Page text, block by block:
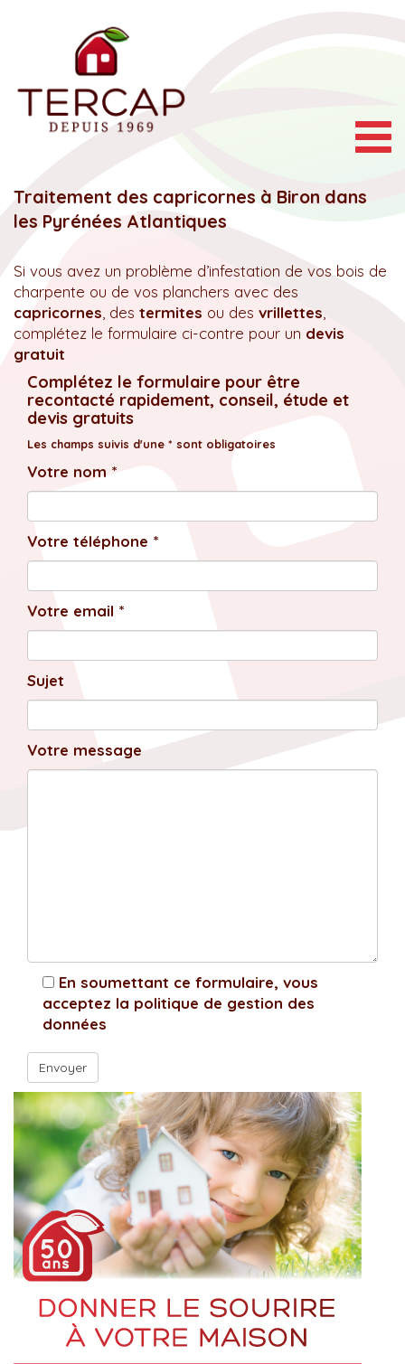
Traitement des capricornes à Biron dans
les Pyrénées Atlantiques
Si vous avez un problème d’infestation de vos bois de
charpente ou de vos planchers avec des
capricornes , des termites ou des vrillettes
complétez le formulaire ci-contre pour un devis
gratuit
Complétez le formulaire pour être
recontacté rapidement, conseil, étude et
devis gratuits
Les champs suivis d'une * sont obligatoires
Votre nom *
Votre téléphone *
Votre email *
Sujet
Votre message
En soumettant ce formulaire, vous
acceptez la politique de gestion des
données